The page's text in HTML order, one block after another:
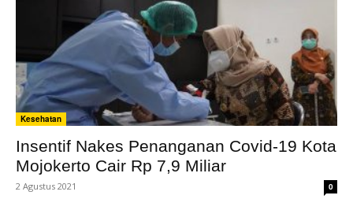
Kesehatan
Insentif Nakes Penanganan Covid-19 Kota
Mojokerto Cair Rp 7,9 Miliar
2 Agustus 2021 0